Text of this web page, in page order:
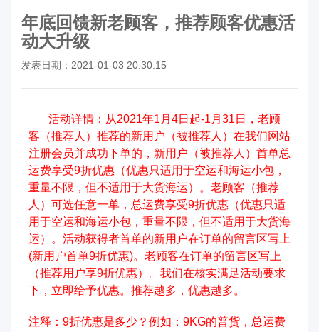
年底回馈新老顾客，推荐顾客优惠活
动大升级
发表日期：2021-01-03 20:30:15
活动详情：从2021年1 月 4日起-1月31日
，老顾
客（推荐人）推荐的新用户（被推荐人）在我们网站
注册会员并成功下单的，新用户（被推荐人）首单总
运费享受9折优惠（优惠只适用于空运和海运小包，
重量不限，但不适用于大货海运）。老顾客（推荐
人）可选任意一单，总运费享受9折优惠（优惠只适
用于空运和海运小包，重量不限，但不适用于大货海
运）。活动获得者首单的新用户在订单的留言区写上
(新用户首单9折优惠)。老顾客在订单的留言区写上
（推荐用户享9折优惠）。我们在核实满足活动要求
下，立即给予优惠。推荐越多，优惠越多。
注释： 9折优惠是多少？例如： 9KG的普货，总运费